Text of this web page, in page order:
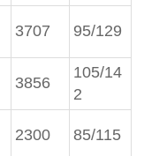
3707 95/129
3856
105/14
2
2300 85/115